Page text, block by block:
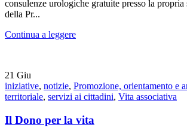
consulenze urologiche gratuite presso la
della Pr...
Continua a leggere
21 Giu
iniziative, notizie, Promozione, orientamento e
territoriale, servizi ai cittadini, Vita associativa
Il Dono per la vita